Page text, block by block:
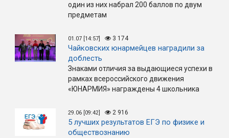
один из них набрал 200 баллов по двум
предметам
01.07 [14:57] 3 174
Чайковских юнармейцев наградили за
доблесть
Знаками отличия за выдающиеся успехи в
рамках всероссийского движения
«ЮНАРМИЯ» награждены 4 школьника
29.06 [09:42] 2 916
5 лучших результатов ЕГЭ по физике и
обществознанию